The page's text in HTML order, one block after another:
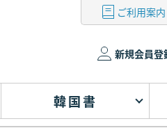
ご利用案内
新規会員登
韓国書